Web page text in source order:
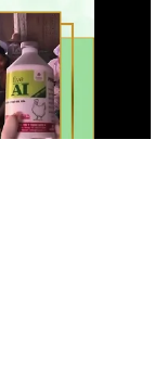
giới thiệu sản phẩm